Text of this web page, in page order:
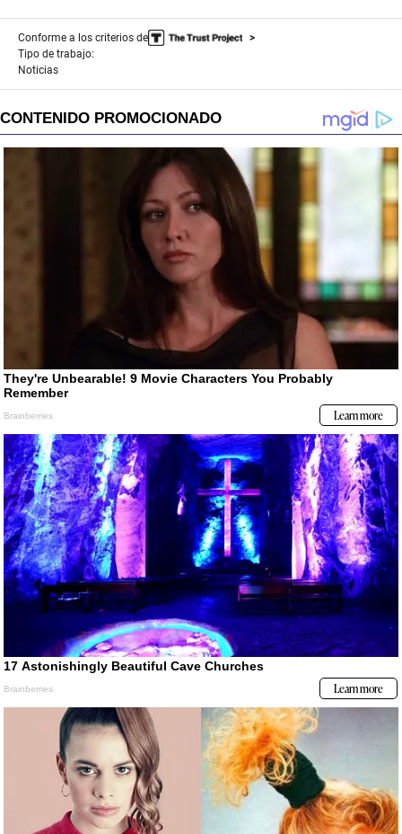
Conforme a los criterios de
Tipo de trabajo:
Noticias